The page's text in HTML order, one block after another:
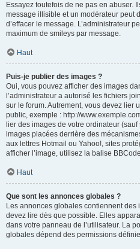
Essayez toutefois de ne pas en abuser.
message illisible et un modérateur peut
d’effacer le message. L’administrateur
maximum de smileys par message.
Haut
Puis-je publier des images ?
Oui, vous pouvez afficher des images
l’administrateur a autorisé les fichiers
sur le forum. Autrement, vous devez lier
public, exemple : http://
lier des images de votre ordinateur
images placées derrière des
aux lettres Hotmail ou Yahoo!, sites
afficher l’image, utilisez la balise
Haut
Que sont les annonces globales ?
Les annonces globales contiennent
devez lire dès que possible. Elles
dans votre panneau de l’utilisateur. La
globales dépend des permissions